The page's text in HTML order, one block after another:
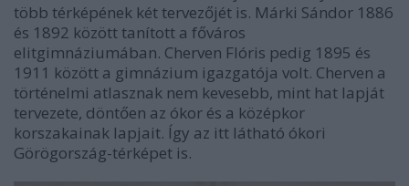
több térképének két tervezőjét is. Márki Sándor 1886
és 1892 között tanított a főváros
elitgimnáziumában. Cherven Flóris pedig 1895 és
1911 között a gimnázium igazgatója volt. Cherven a
történelmi atlasznak nem kevesebb, mint hat lapját
tervezete, döntően az ókor és a középkor
korszakainak lapjait. Így az itt látható ókori
Görögország-térképet is.